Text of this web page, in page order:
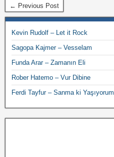
← Previous Post
Kevin Rudolf – Let it Rock
Sagopa Kajmer – Vesselam
Funda Arar – Zamanın Eli
Rober Hatemo – Vur Dibine
Ferdi Tayfur – Sanma ki Yaşıyorum